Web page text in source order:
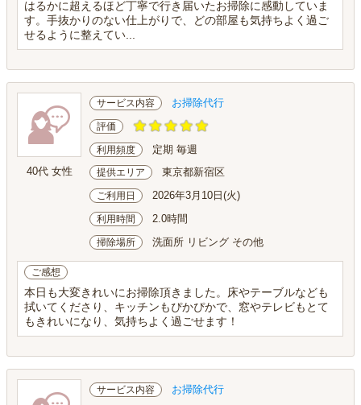
はるかに超えるほど丁寧で行き届いたお掃除に感動していま
す。手抜かりのない仕上がりで、どの部屋も気持ちよく過ご
せるように整えてい...
40代 女性
サービス内容 お掃除代行
評価
利用頻度 定期 毎週
提供エリア 東京都新宿区
ご利用日 2026年3月10日(火)
利用時間 2.0時間
掃除場所 洗面所 リビング その他
ご感想
本日も大変きれいにお掃除頂きました。床やテーブルなども
拭いてくださり、キッチンもぴかぴかで、窓やテレビもとて
もきれいになり、気持ちよく過ごせます！
サービス内容 お掃除代行